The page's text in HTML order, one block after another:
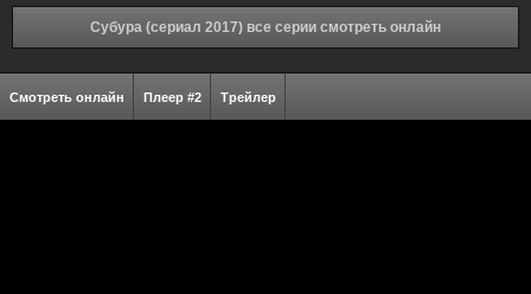
Субура (сериал 2017) все серии смотреть онлайн
Смотреть онлайн Плеер #2 Трейлер